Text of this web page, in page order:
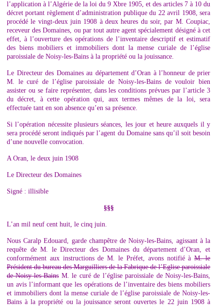
l’application à l’Algérie de la loi du 9 Xbre 1905, et des articles 7 à 10 du
décret portant règlement d’administration publique du 22 avril 1908, sera
procédé le vingt-deux juin 1908 à deux heures du soir, par M. Coupiac,
receveur des Domaines, ou par tout autre agent spécialement désigné à cet
effet, à l’ouverture des opérations de l’inventaire descriptif et estimatif
des biens mobiliers et immobiliers dont la mense curiale de l’église
paroissiale de Noisy-les-Bains à la propriété ou la jouissance.
Le Directeur des Domaines au département d’Oran à l’honneur de prier
M. le curé de l’église paroissiale de Noisy-les-Bains de vouloir bien
assister ou se faire représenter, dans les conditions prévues par l’article 3
du décret, à cette opération qui, aux termes mêmes de la loi, sera
effectuée tant en son absence qu’en sa présence.
Si l’opération nécessite plusieurs séances, les jour et heure auxquels il y
sera procédé seront indiqués par l’agent du Domaine sans qu’il soit besoin
d’une nouvelle convocation.
A Oran, le deux juin 1908
Le Directeur des Domaines
Signé : illisible
§§§
L’an mil neuf cent huit, le cinq juin.
Nous Caralp Edouard, garde champêtre de Noisy-les-Bains, agissant à la
requête de M. le Directeur des Domaines du département d’Oran, et
conformément aux instructions de M. le Préfet, avons notifié àM. le
Président du bureau des Marguilliers de la Fabrique de l’Eglise paroissiale
de Noisy-les-BainsM. le curé de l’église paroissiale de Noisy-les-Bains,
un avis l’informant que les opérations de l’inventaire des biens mobiliers
et immobiliers dont la mense curiale de l’église paroissiale de Noisy-les-
Bains à la propriété ou la jouissance seront ouvertes le 22 juin 1908 à